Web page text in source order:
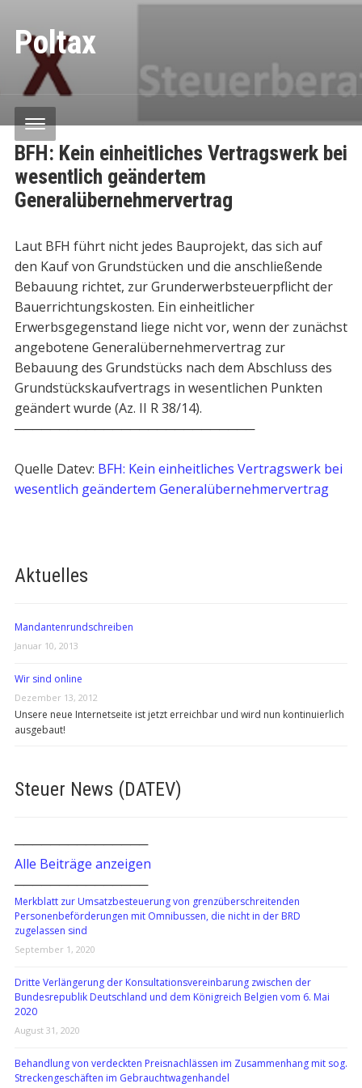
Poltax
Aktuelles
Mandantenrundschreiben
Januar 10, 2013
Wir sind online
Dezember 13, 2012
Unsere neue Internetseite ist jetzt erreichbar und wird nun kontinuierlich
ausgebaut!
BFH: Kein einheitliches Vertragswerk bei
wesentlich geändertem
Generalübernehmervertrag
Laut BFH führt nicht jedes Bauprojekt, das sich auf
den Kauf von Grundstücken und die anschließende
Bebauung richtet, zur Grunderwerbsteuerpflicht der
Bauerrichtungskosten. Ein einheitlicher
Erwerbsgegenstand liege nicht vor, wenn der zunächst
angebotene Generalübernehmervertrag zur
Bebauung des Grundstücks nach dem Abschluss des
Grundstückskaufvertrags in wesentlichen Punkten
geändert wurde (Az. II R 38/14).
───────────────────────────
Quelle Datev: BFH: Kein einheitliches Vertragswerk bei
wesentlich geändertem Generalübernehmervertrag
Steuer News (DATEV)
───────────────
Alle Beiträge anzeigen
───────────────
Merkblatt zur Umsatzbesteuerung von grenzüberschreitenden
Personenbeförderungen mit Omnibussen, die nicht in der BRD
zugelassen sind
September 1, 2020
Dritte Verlängerung der Konsultationsvereinbarung zwischen der
Bundesrepublik Deutschland und dem Königreich Belgien vom 6. Mai
2020
August 31, 2020
Behandlung von verdeckten Preisnachlässen im Zusammenhang mit sog.
Streckengeschäften im Gebrauchtwagenhandel